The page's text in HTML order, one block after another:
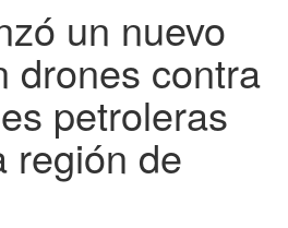
un nuevo
drones contra
petroleras
región de